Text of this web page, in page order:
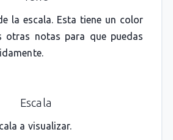
la escala. Esta tiene un color
otras notas para que puedas
Escala
a visualizar.